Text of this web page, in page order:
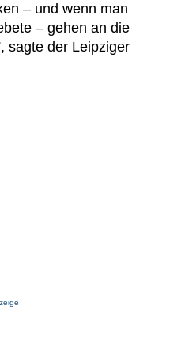
– und wenn man
– gehen an die
sagte der Leipziger